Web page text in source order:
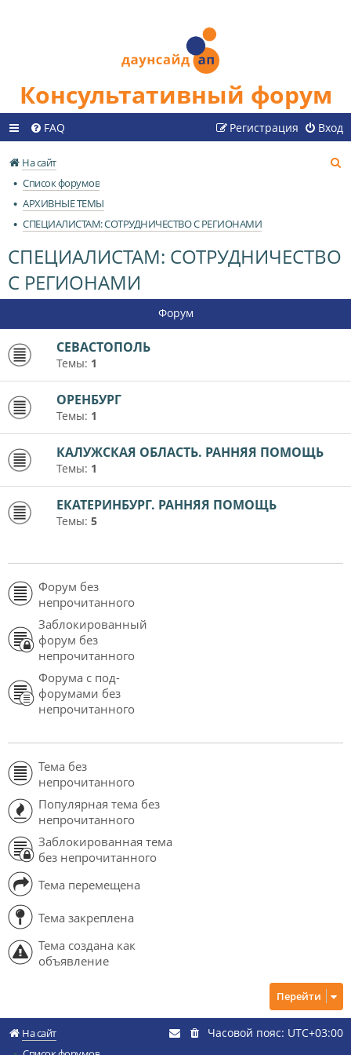
Консультативный форум
FAQ Вход
Регистрация
На сайт
Список форумов
АРХИВНЫЕ ТЕМЫ
СПЕЦИАЛИСТАМ: СОТРУДНИЧЕСТВО С РЕГИОНАМИ
СПЕЦИАЛИСТАМ: СОТРУДНИЧЕСТВО
С РЕГИОНАМИ
Форум
СЕВАСТОПОЛЬ
Темы: 1
ОРЕНБУРГ
Темы: 1
КАЛУЖСКАЯ ОБЛАСТЬ. РАННЯЯ ПОМОЩЬ
Темы: 1
ЕКАТЕРИНБУРГ. РАННЯЯ ПОМОЩЬ
Темы: 5
Форум без
непрочитанного
Заблокированный
форум без
непрочитанного
Форума с под-
форумами без
непрочитанного
Тема без
непрочитанного
Популярная тема без
непрочитанного
Заблокированная тема
без непрочитанного
Тема перемещена
Тема закреплена
Тема создана как
объявление
Перейти
На сайт
Часовой пояс: UTC+03:00